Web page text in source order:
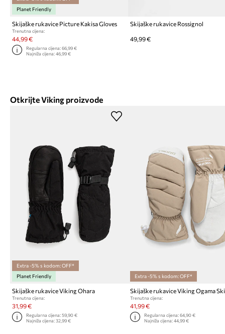
Planet Friendly
Skijaške rukavice Picture Kakisa Gloves
Trenutna cijena:
44,99 €
Regularna cijena:66,99 €
Najniža cijena:46,99 €
Skijaške rukavice Rossignol
49,99 €
Otkrijte Viking proizvode
Extra -5% s kodom: OFF*
Planet Friendly
Skijaške rukavice Viking Ohara
Trenutna cijena:
31,99 €
Regularna cijena:59,90 €
Najniža cijena:32,99 €
Extra -5% s kodom: OFF*
Skijaške rukavice Viking Ogama Ski
Trenutna cijena:
41,99 €
Regularna cijena: 64,90 €
Najniža cijena: 44,99 €